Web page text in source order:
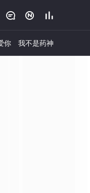
  
你 我不是药神